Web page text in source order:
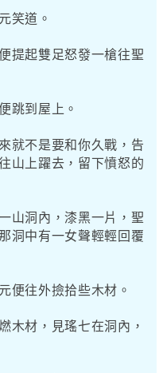
笑道。
提起雙足怒發一槍往聖
跳到屋上。
就不是要和你久戰，告
山上躍去，留下憤怒的
山洞內，漆黑一片，聖
洞中有一女聲輕輕回覆
便往外撿拾些木材。
木材，見瑤七在洞內，